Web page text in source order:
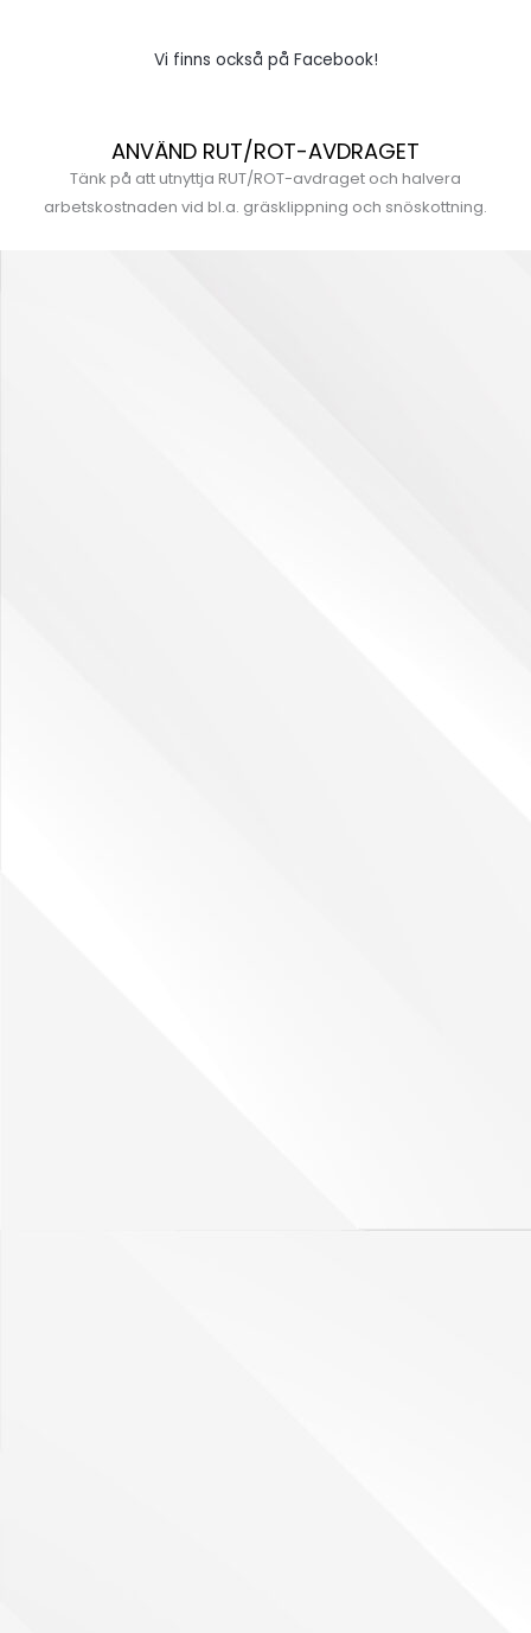
Vi finns också på Facebook!
ANVÄND RUT/ROT-AVDRAGET
Tänk på att utnyttja RUT/ROT-avdraget och halvera
arbetskostnaden vid bl.a. gräsklippning och snöskottning.